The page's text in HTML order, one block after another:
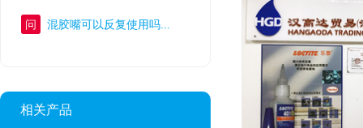
问 混胶嘴可以反复使用吗...
相关产品